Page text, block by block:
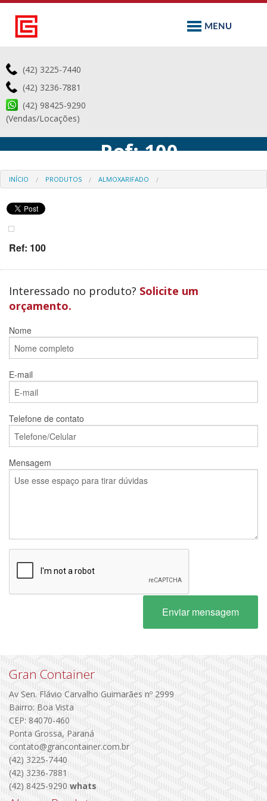
(42) 3225-7440
(42) 3236-7881
(42) 98425-9290
(Vendas/Locações)
-Ref: 100
INÍCIO PRODUTOS ALMOXARIFADO
Ref: 100
Interessado no produto? Solicite um
orçamento.
Nome
E-mail
Telefone de contato
Mensagem
Enviar mensagem
Gran Container
Av Sen. Flávio Carvalho Guimarães nº 2999
Bairro: Boa Vista
CEP: 84070-460
Ponta Grossa, Paraná
contato@grancontainer.com.br
(42) 3225-7440
(42) 3236-7881
(42) 8425-9290 whats